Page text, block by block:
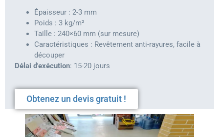
Épaisseur : 2-3 mm
Poids : 3 kg/m²
Taille : 240×60 mm (sur mesure)
Caractéristiques : Revêtement anti-rayures, facile à
découper
Délai d'exécution: 15-20 jours
Obtenez un devis gratuit !